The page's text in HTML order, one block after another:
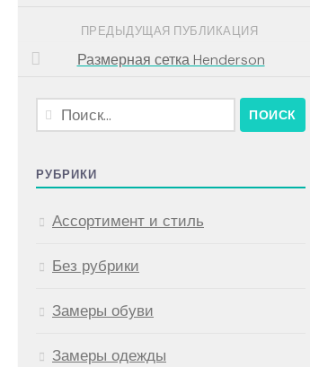
ПРЕДЫДУЩАЯ ПУБЛИКАЦИЯ
Размерная сетка Henderson
Найти:
РУБРИКИ
Ассортимент и стиль
Без рубрики
Замеры обуви
Замеры одежды